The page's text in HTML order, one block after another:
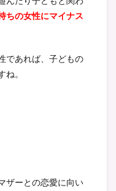
ちの女性にマイナス
であれば、子どもの
ね。
ザーとの恋愛に向い